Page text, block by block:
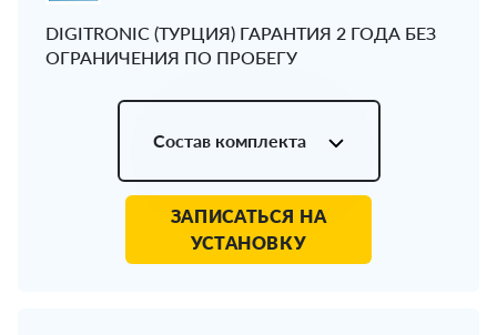
DIGITRONIC (ТУРЦИЯ) ГАРАНТИЯ 2 ГОДА БЕЗ
ОГРАНИЧЕНИЯ ПО ПРОБЕГУ
Состав комплекта
ЗАПИСАТЬСЯ НА
УСТАНОВКУ